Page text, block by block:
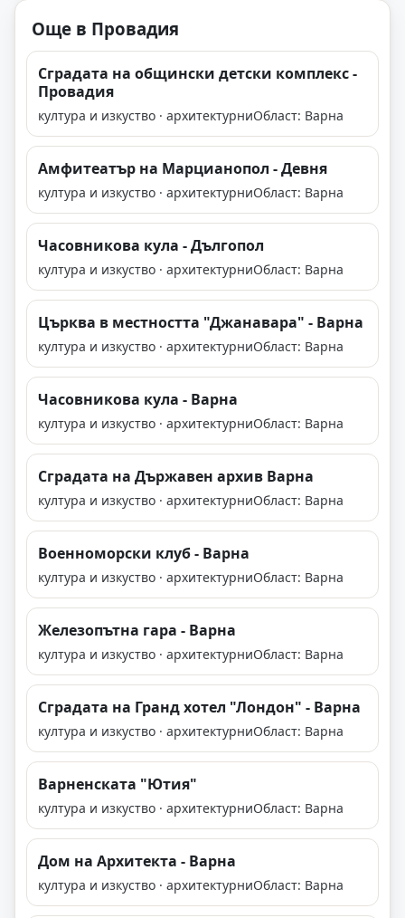
Още в Провадия
Сградата на общински детски комплекс -
Провадия
култура и изкуство · архитектурниОбласт: Варна
Амфитеатър на Марцианопол - Девня
култура и изкуство · архитектурниОбласт: Варна
Часовникова кула - Дългопол
култура и изкуство · архитектурниОбласт: Варна
Църква в местността "Джанавара" - Варна
култура и изкуство · архитектурниОбласт: Варна
Часовникова кула - Варна
култура и изкуство · архитектурниОбласт: Варна
Сградата на Държавен архив Варна
култура и изкуство · архитектурниОбласт: Варна
Военноморски клуб - Варна
култура и изкуство · архитектурниОбласт: Варна
Железопътна гара - Варна
култура и изкуство · архитектурниОбласт: Варна
Сградата на Гранд хотел "Лондон" - Варна
култура и изкуство · архитектурниОбласт: Варна
Варненската "Ютия"
култура и изкуство · архитектурниОбласт: Варна
Дом на Архитекта - Варна
култура и изкуство · архитектурниОбласт: Варна